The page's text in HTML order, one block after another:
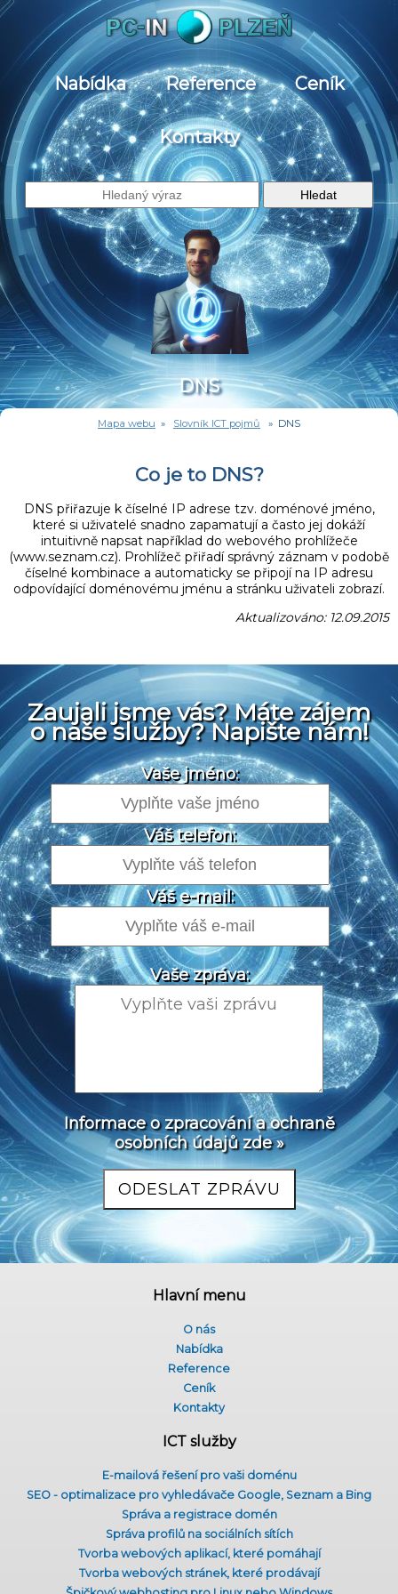
Nabídka Reference Ceník
Kontakty
DNS
Mapa webu » Slovník ICT pojmů » DNS
Co je to DNS?
DNS přiřazuje k číselné IP adrese tzv. doménové jméno,
které si uživatelé snadno zapamatují a často jej dokáží
intuitivně napsat například do webového prohlížeče
(www.seznam.cz). Prohlížeč přiřadí správný záznam v podobě
číselné kombinace a automaticky se připojí na IP adresu
odpovídající doménovému jménu a stránku uživateli zobrazí.
Aktualizováno: 12.09.2015
Zaujali jsme vás? Máte zájem
o naše služby? Napište nám!
Vaše jméno:
Váš telefon:
Váš e-mail:
Vaše zpráva:
Informace o zpracování a ochraně
osobních údajů zde »
Hlavní menu
O nás
Nabídka
Reference
Ceník
Kontakty
ICT služby
E-mailová řešení pro vaši doménu
SEO - optimalizace pro vyhledávače Google, Seznam a Bing
Správa a registrace domén
Správa profilů na sociálních sítích
Tvorba webových aplikací, které pomáhají
Tvorba webových stránek, které prodávají